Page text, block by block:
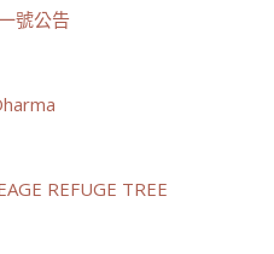
號公告
REFUGE TREE